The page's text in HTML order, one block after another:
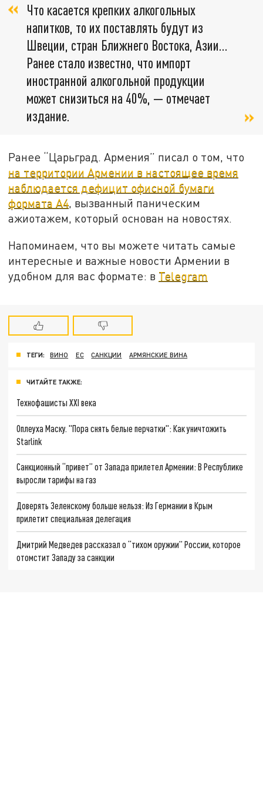
Что касается крепких алкогольных
напитков, то их поставлять будут из
Швеции, стран Ближнего Востока, Азии...
Ранее стало известно, что импорт
иностранной алкогольной продукции
может снизиться на 40%, — отмечает
издание.
Ранее “Царьград. Армения” писал о том, что
на территории Армении в настоящее время
наблюдается дефицит офисной бумаги
формата А4, вызванный паническим
ажиотажем, который основан на новостях.
Напоминаем, что вы можете читать самые
интересные и важные новости Армении в
удобном для вас формате: в Telegram
ТЕГИ: ВИНО ЕС САНКЦИИ АРМЯНСКИЕ ВИНА
ЧИТАЙТЕ ТАКЖЕ:
Технофашисты XXI века
Оплеуха Маску. "Пора снять белые перчатки": Как уничтожить
Starlink
Санкционный “привет” от Запада прилетел Армении: В Республике
выросли тарифы на газ
Доверять Зеленскому больше нельзя: Из Германии в Крым
прилетит специальная делегация
Дмитрий Медведев рассказал о “тихом оружии” России, которое
отомстит Западу за санкции